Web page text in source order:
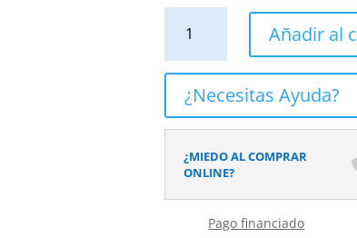
baño
suspendido
cajones
CLAIRE
Añadir al
¿Necesitas Ayuda?
¿MIEDO AL COMPRAR
ONLINE?
Pago financiado